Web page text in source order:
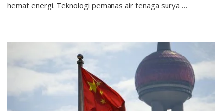
Hunian
hemat energi. Teknologi pemanas air tenaga surya …